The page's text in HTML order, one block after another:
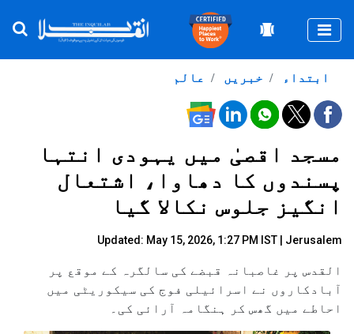
عالم خبریں ابتداء
مسجد اقصیٰ میں یہودی انتہا
پسندوں کا دھاوا، اشتعال
انگیز جلوس نکالا گیا
Updated: May 15, 2026, 1:27 PM IST | Jerusalem
القدس پر غاصبانہ قبضے کی سالگرہ کے موقع پر
آبادکاروں نے اسرائیلی فوج کی سیکوریٹی میں
احاطے میں گھس کر ہنگامہ آرائی کی۔